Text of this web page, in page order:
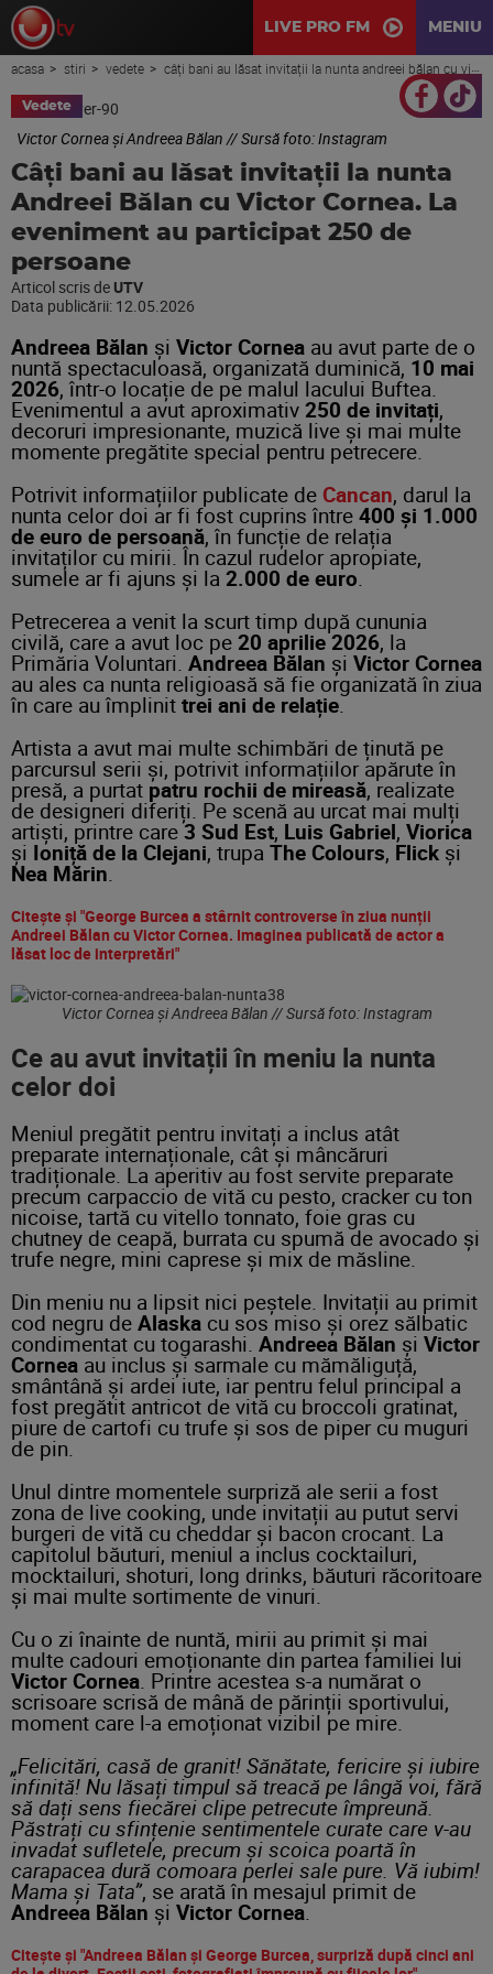
LIVE PRO FM MENIU
acasa stiri vedete câți bani au lăsat invitații la nunta andreei bălan cu victor cornea. la eveniment au participat 250 de persoane
Vedete
Victor Cornea și Andreea Bălan // Sursă foto: Instagram
Câți bani au lăsat invitații la nunta
Andreei Bălan cu Victor Cornea. La
eveniment au participat 250 de
persoane
Articol scris de UTV
Data publicării: 12.05.2026
Andreea Bălan și Victor Cornea au avut parte de o
nuntă spectaculoasă, organizată duminică, 10 mai
2026, într-o locație de pe malul lacului Buftea.
Evenimentul a avut aproximativ 250 de invitați,
decoruri impresionante, muzică live și mai multe
momente pregătite special pentru petrecere.
Potrivit informațiilor publicate de Cancan, darul la
nunta celor doi ar fi fost cuprins între 400 și 1.000
de euro de persoană, în funcție de relația
invitaților cu mirii. În cazul rudelor apropiate,
sumele ar fi ajuns și la 2.000 de euro.
Petrecerea a venit la scurt timp după cununia
civilă, care a avut loc pe 20 aprilie 2026, la
Primăria Voluntari. Andreea Bălan și Victor Cornea
au ales ca nunta religioasă să fie organizată în ziua
în care au împlinit trei ani de relație.
Artista a avut mai multe schimbări de ținută pe
parcursul serii și, potrivit informațiilor apărute în
presă, a purtat patru rochii de mireasă, realizate
de designeri diferiți. Pe scenă au urcat mai mulți
artiști, printre care3 Sud Est, Luis Gabriel, Viorica
și Ioniță de la Clejani, trupa The Colours, Flick și
Nea Mărin.
Citește și "George Burcea a stârnit controverse în ziua nunții
Andreei Bălan cu Victor Cornea. Imaginea publicată de actor a
lăsat loc de interpretări"
Victor Cornea și Andreea Bălan // Sursă foto: Instagram
Ce au avut invitații în meniu la nunta
celor doi
Meniul pregătit pentru invitați a inclus atât
preparate internaționale, cât și mâncăruri
tradiționale. La aperitiv au fost servite preparate
precum carpaccio de vită cu pesto, cracker cu ton
nicoise, tartă cu vitello tonnato, foie gras cu
chutney de ceapă, burrata cu spumă de avocado și
trufe negre, mini caprese și mix de măsline.
Din meniu nu a lipsit nici peștele. Invitații au primit
cod negru de Alaska cu sos miso și orez sălbatic
condimentat cu togarashi. Andreea Bălan și Victor
Cornea au inclus și sarmale cu mămăliguță,
smântână și ardei iute, iar pentru felul principal a
fost pregătit antricot de vită cu broccoli gratinat,
piure de cartofi cu trufe și sos de piper cu muguri
de pin.
Unul dintre momentele surpriză ale serii a fost
zona de live cooking, unde invitații au putut servi
burgeri de vită cu cheddar și bacon crocant. La
capitolul băuturi, meniul a inclus cocktailuri,
mocktailuri, shoturi, long drinks, băuturi răcoritoare
și mai multe sortimente de vinuri.
Cu o zi înainte de nuntă, mirii au primit și mai
multe cadouri emoționante din partea familiei lui
Victor Cornea. Printre acestea s-a numărat o
scrisoare scrisă de mână de părinții sportivului,
moment care l-a emoționat vizibil pe mire.
„Felicitări, casă de granit! Sănătate, fericire și iubire
infinită! Nu lăsați timpul să treacă pe lângă voi, fără
să dați sens fiecărei clipe petrecute împreună.
Păstrați cu sfințenie sentimentele curate care v-au
invadat sufletele, precum și scoica poartă în
carapacea dură comoara perlei sale pure. Vă iubim!
Mama și Tata”, se arată în mesajul primit de
Andreea Bălan și Victor Cornea.
Citește și "Andreea Bălan și George Burcea, surpriză după cinci ani